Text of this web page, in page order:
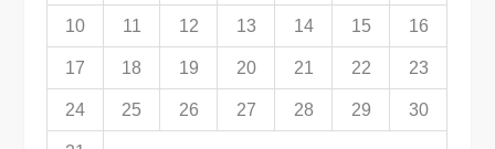
10 11 12 13 14 15 16
17 18 19 20 21 22 23
24 25 26 27 28 29 30